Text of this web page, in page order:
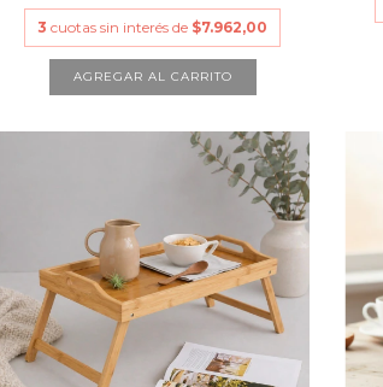
3 cuotas sin interés de $7.962,00